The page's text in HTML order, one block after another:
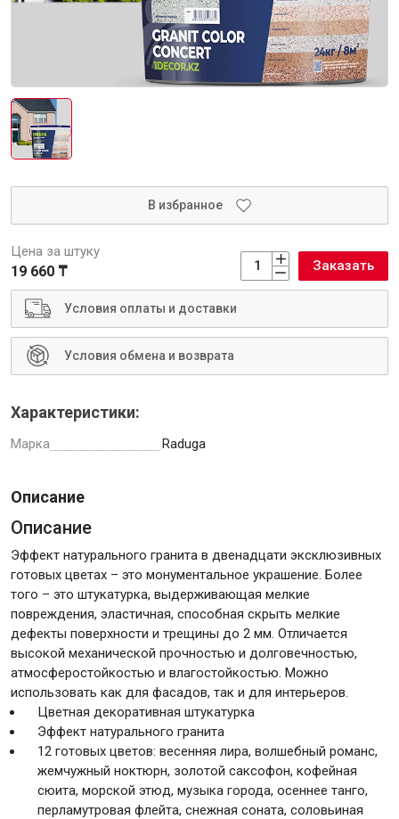
В избранное
Цена за штуку
19 660 ₸ Заказать
Условия оплаты и доставки
Условия обмена и возврата
Характеристики:
Марка Raduga
Описание
Описание
Эффект натурального гранита в двенадцати эксклюзивных
готовых цветах – это монументальное украшение. Более
того – это штукатурка, выдерживающая мелкие
повреждения, эластичная, способная скрыть мелкие
дефекты поверхности и трещины до 2 мм. Отличается
высокой механической прочностью и долговечностью,
атмосферостойкостью и влагостойкостью. Можно
использовать как для фасадов, так и для интерьеров.
Цветная декоративная штукатурка
Эффект натурального гранита
12 готовых цветов: весенняя лира, волшебный романс,
жемчужный ноктюрн, золотой саксофон, кофейная
сюита, морской этюд, музыка города, осеннее танго,
перламутровая флейта, снежная соната, соловьиная
Инженерные системы
Водоснабжение и водоотведение
Инструменты
Пистолеты для ремонта
Ещё 2
Сантехника
Крепежи
Анкеры
Монтажные ленты
Канаты, шнуры